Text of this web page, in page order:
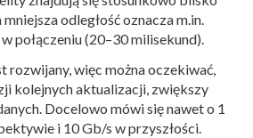
odległość oznacza m.in.
połączeniu (20–30 milisekund).
rozwijany, więc można oczekiwać,
kolejnych aktualizacji, zwiększy
Docelowo mówi się nawet o 1
i 10 Gb/s w przyszłości.